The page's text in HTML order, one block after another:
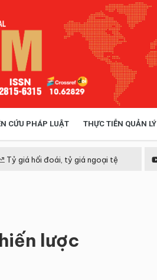
CỨU PHÁP LUẬT THỰC TIỄN QUẢN LÝ
Tỷ giá hối đoái, tỷ giá ngoại tệ
lược